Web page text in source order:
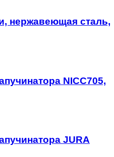
нержавеющая сталь,
NICC705,
JURA